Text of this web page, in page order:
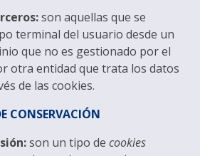
son aquellas que se
terminal del usuario desde un
que no es gestionado por el
otra entidad que trata los datos
de las cookies.
CONSERVACIÓN
son un tipo decookies